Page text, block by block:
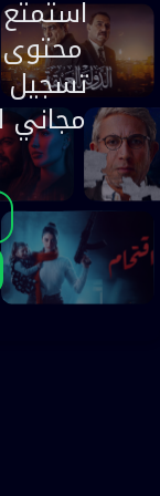
تسجيل
مجاني